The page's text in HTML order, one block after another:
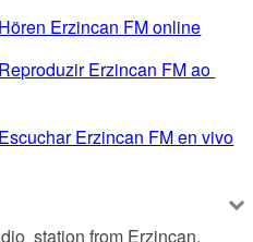
Hören Erzincan FM online
Reproduzir Erzincan FM ao
Escuchar Erzincan FM en vivo
station from Erzincan,